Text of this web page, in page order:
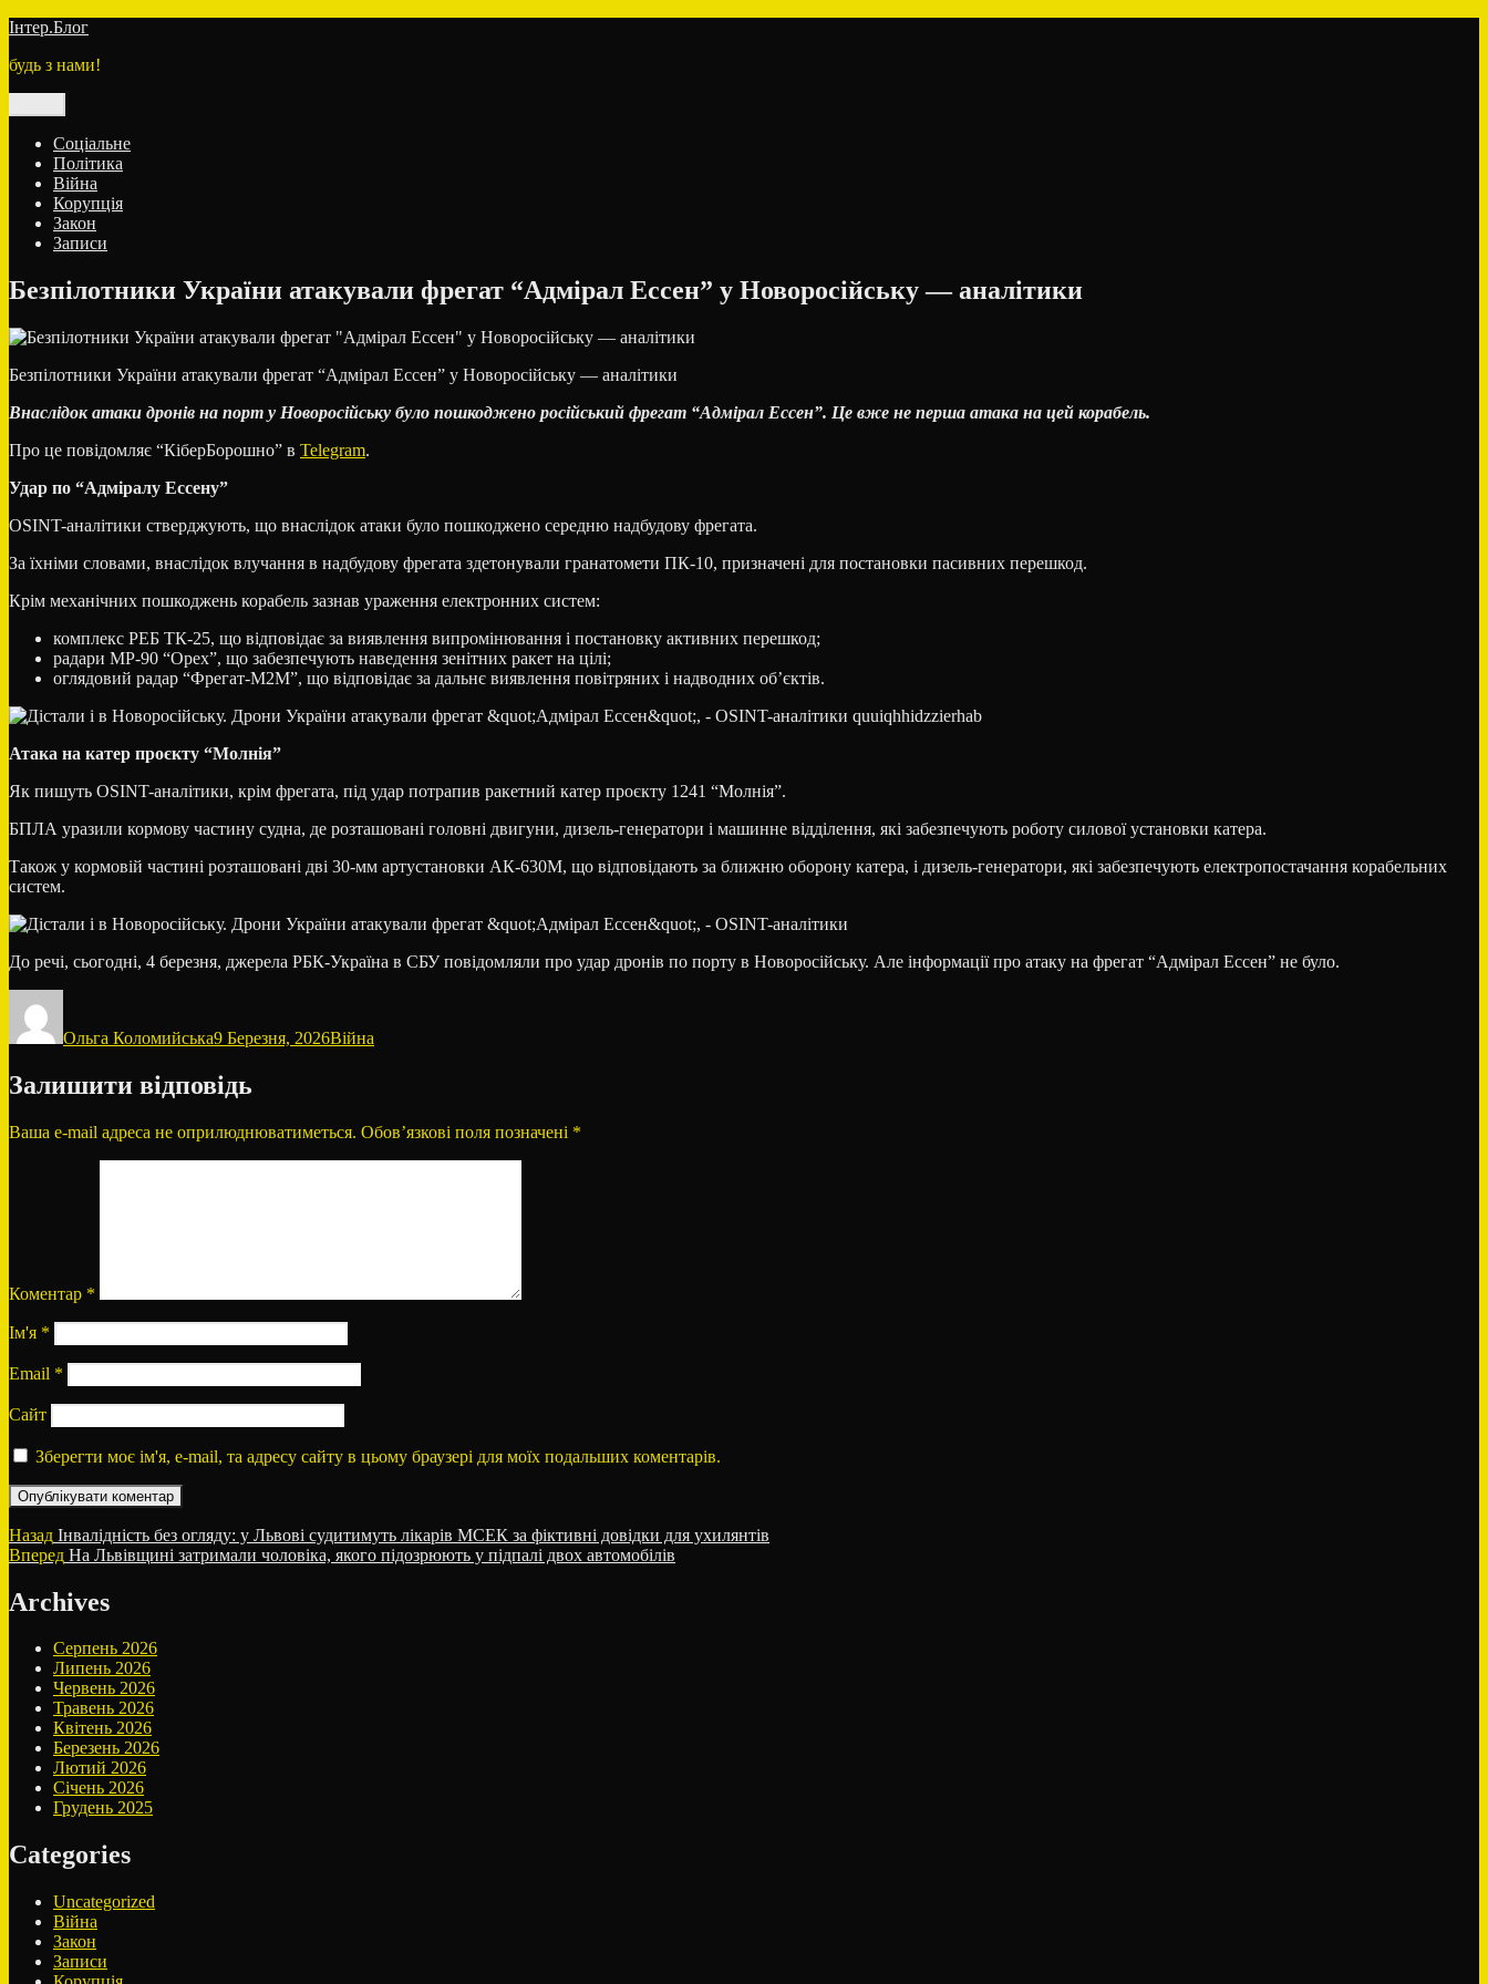
Перейти
вмісту
Інтер.Блог
будь з нами!
Соціальне
Політика
Війна
Корупція
Закон
Записи
Безпілотники України атакували фрегат “Адмірал Ессен” у Новоросійську — аналітики
Безпілотники України атакували фрегат “Адмірал Ессен” у Новоросійську — аналітики
Внаслідок атаки дронів на порт у Новоросійську було пошкоджено російський фрегат “Адмірал Ессен”. Це вже не перша атака на цей корабель.
Про це повідомляє “КіберБорошно” в Telegram.
Удар по “Адміралу Ессену”
OSINT-аналітики стверджують, що внаслідок атаки було пошкоджено середню надбудову фрегата.
За їхніми словами, внаслідок влучання в надбудову фрегата здетонували гранатомети ПК-10, призначені для постановки пасивних перешкод.
Крім механічних пошкоджень корабель зазнав ураження електронних систем:
комплекс РЕБ ТК-25, що відповідає за виявлення випромінювання і постановку активних перешкод;
радари МР-90 “Орех”, що забезпечують наведення зенітних ракет на цілі;
оглядовий радар “Фрегат-М2М”, що відповідає за дальнє виявлення повітряних і надводних об’єктів.
Атака на катер проєкту “Молнія”
Як пишуть OSINT-аналітики, крім фрегата, під удар потрапив ракетний катер проєкту 1241 “Молнія”.
БПЛА уразили кормову частину судна, де розташовані головні двигуни, дизель-генератори і машинне відділення, які забезпечують роботу силової установки катера.
Також у кормовій частині розташовані дві 30-мм артустановки АК-630М, що відповідають за ближню оборону катера, і дизель-генератори, які забезпечують електропостачання корабельних
систем.
До речі, сьогодні, 4 березня, джерела РБК-Україна в СБУ повідомляли про удар дронів по порту в Новоросійську. Але інформації про атаку на фрегат “Адмірал Ессен” не було.
Ольга Коломийська9 Березня, 2026Війна
Залишити відповідь
Ваша e-mail адреса не оприлюднюватиметься. Обов’язкові поля позначені *
Коментар *
Ім'я *
Email *
Сайт
Зберегти моє ім'я, e-mail, та адресу сайту в цьому браузері для моїх подальших коментарів.
Навігація
записів
Назад Попередній
запис:
Інвалідність без огляду: у Львові судитимуть лікарів МСЕК за фіктивні довідки для ухилянтів
Вперед Наступний
На Львівщині затримали чоловіка, якого підозрюють у підпалі двох автомобілів
Archives
Серпень 2026
Липень 2026
Червень 2026
Травень 2026
Квітень 2026
Березень 2026
Лютий 2026
Січень 2026
Грудень 2025
Categories
Uncategorized
Війна
Закон
Записи